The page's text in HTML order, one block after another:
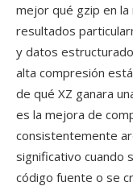
mejor qué gzip en
resultados
y datos
alta compresión
de qué XZ ganara
es la mejora de
consistentemente
significativo cuando
código fuente o se